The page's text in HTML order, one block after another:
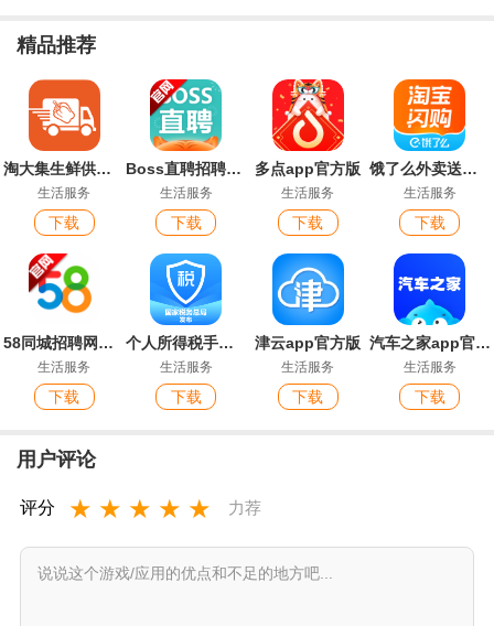
精品推荐
淘大集生鲜供应链app最新版
生活服务
下载
Boss直聘招聘官方版app
生活服务
下载
多点app官方版
生活服务
下载
饿了么外卖送餐app(淘宝闪购)
生活服务
下载
58同城招聘网找工作app安卓版
生活服务
下载
个人所得税手机app官方版
生活服务
下载
津云app官方版
生活服务
下载
汽车之家app官方版
生活服务
下载
用户评论
评分 ★ ★ ★ ★ ★ 力荐